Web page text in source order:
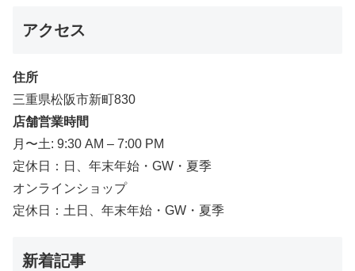
アクセス
住所
三重県松阪市新町830
店舗営業時間
月〜土: 9:30 AM – 7:00 PM
定休日：日、年末年始・GW・夏季
オンラインショップ
定休日：土日、年末年始・GW・夏季
新着記事